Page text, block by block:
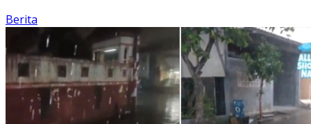
Berita